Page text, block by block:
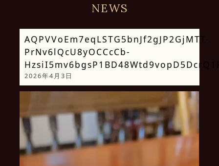
NEWS
AQPVVoEm7eqLSTG5bnJf2gJP2GjMTT-
PrNv6lQcU8yOCCcCb-
2026年4月3日
プ
レ
ー
ヤ